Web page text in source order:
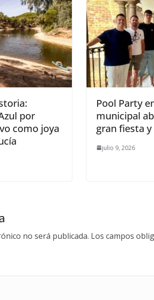
por
como joya
Pool Party
municipal
gran fiesta
julio 9, 2026
no será publicada. Los campos